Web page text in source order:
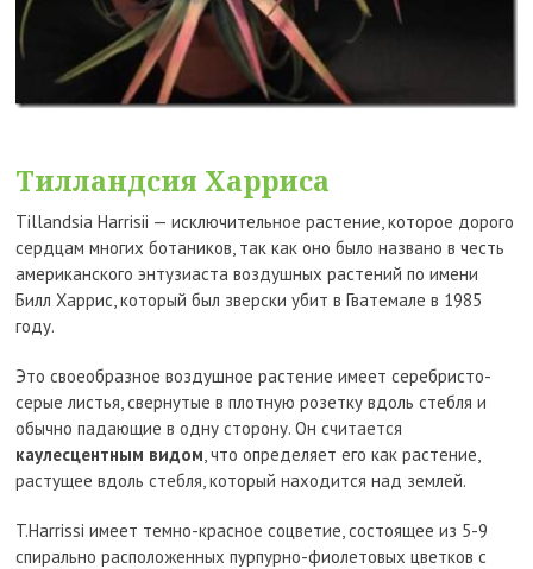
Тилландсия Харриса
Tillandsia Harrisii — исключительное растение, которое дорого
сердцам многих ботаников, так как оно было названо в честь
американского энтузиаста воздушных растений по имени
Билл Харрис, который был зверски убит в Гватемале в 1985
году.
Это своеобразное воздушное растение имеет серебристо-
серые листья, свернутые в плотную розетку вдоль стебля и
обычно падающие в одну сторону. Он считается
каулесцентным видом , что определяет его как растение,
растущее вдоль стебля, который находится над землей.
T.Harrissi имеет темно-красное соцветие, состоящее из 5-9
спирально расположенных пурпурно-фиолетовых цветков с